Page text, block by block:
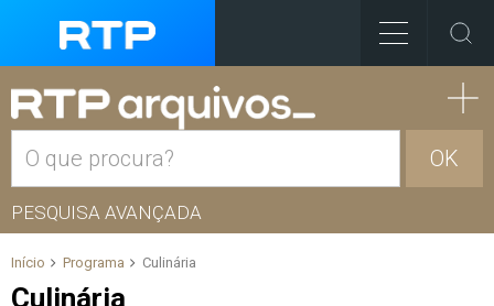
OK
PESQUISA AVANÇADA
Início Programa Culinária
Culinária